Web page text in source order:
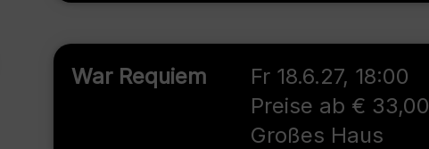
War Requiem Fr 18.6.27, 18:00
Preise ab € 33,00
Großes Haus